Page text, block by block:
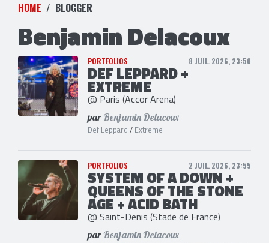
HOME BLOGGER
Benjamin Delacoux
PORTFOLIOS 8 JUIL. 2026, 23:50
DEF LEPPARD +
EXTREME
@ Paris (Accor Arena)
par Benjamin Delacoux
Def Leppard / Extreme
PORTFOLIOS 2 JUIL. 2026, 23:55
SYSTEM OF A DOWN +
QUEENS OF THE STONE
AGE + ACID BATH
@ Saint-Denis (Stade de France)
par Benjamin Delacoux